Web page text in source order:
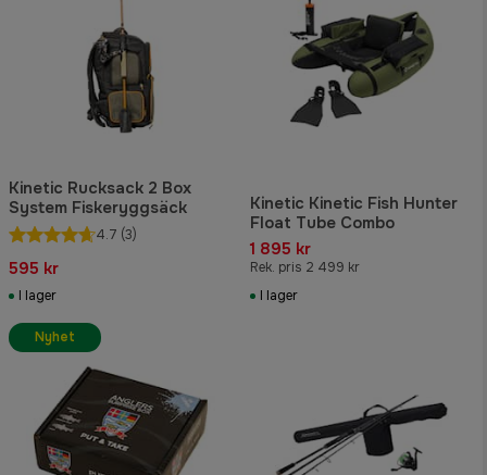
Kinetic Rucksack 2 Box
System Fiskeryggsäck
4.7 (3)
595 kr
I lager
Kinetic Kinetic Fish Hunter
Float Tube Combo
1 895 kr
Rek. pris 2 499 kr
I lager
Nyhet